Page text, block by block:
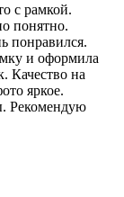
с рамкой.
понятно.
понравился.
и оформила
Качество на
яркое.
Рекомендую